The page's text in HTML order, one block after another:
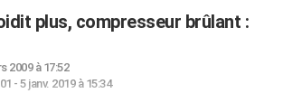
plus, compresseur brûlant :
2009 à 17:52
- 5 janv. 2019 à 15:34